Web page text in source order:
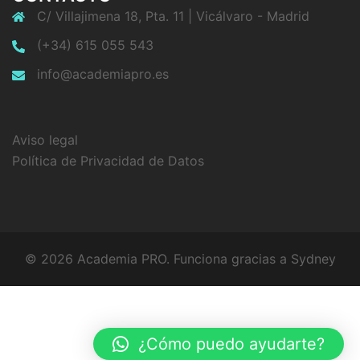
C/ Villajimena 18, Pta. 11 | Vicálvaro - Madrid
(+34) 615 055 543
info@academiapro.es
Aviso legal
Política de Privacidad de Datos
© 2026 Academia PRO. Funciona gracias a Sydney
¿Cómo puedo ayudarte?